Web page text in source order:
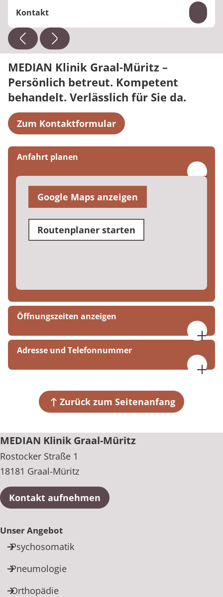
Kontakt
Telefon:+49 38206 830-20
E-Mail:roman.fischer@median-kliniken.de
MEDIAN Klinik Graal-Müritz –
Persönlich betreut. Kompetent
behandelt. Verlässlich für Sie da.
Zum Kontaktformular
Anfahrt planen
Google Maps anzeigen
Routenplaner starten
Öffnungszeiten anzeigen
Mo. bis Do. 07:30 bis 17:00 Uhr
Fr. 07:30 bis 15:00 Uhr
Adresse und Telefonnummer
18181 Graal-MüritzZurück zum Seitenanfang
MEDIAN Klinik Graal-Müritz
Rostocker Straße 1
18181 Graal-Müritz
Kontakt aufnehmen
Unser Angebot
Psychosomatik
Pneumologie
Orthopädie